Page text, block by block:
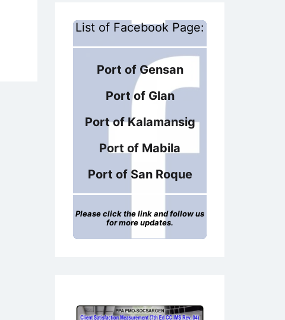
List of Facebook Page:
Port of Gensan
Port of Glan
Port of Kalamansig
Port of Mabila
Port of San Roque
Please click the link and follow us
for more updates.